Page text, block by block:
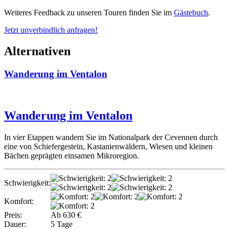
Weiteres Feedback zu unseren Touren finden Sie im Gästebuch.
Jetzt unverbindlich anfragen!
Alternativen
Wanderung im Ventalon
Wanderung im Ventalon
In vier Etappen wandern Sie im Nationalpark der Cevennen durch
eine von Schiefergestein, Kastanienwäldern, Wiesen und kleinen
Bächen geprägten einsamen Mikroregion.
Schwierigkeit:
Komfort:
Preis:
Ab 630 €
Dauer:
5 Tage